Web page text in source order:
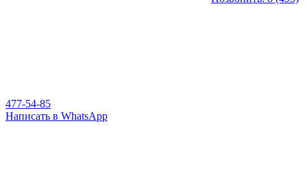
477-54-85
Написать в WhatsApp